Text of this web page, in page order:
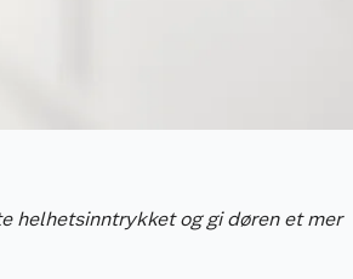
helhetsinntrykket og gi døren et mer